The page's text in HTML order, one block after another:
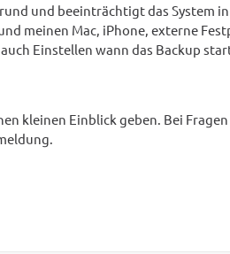
und beeinträchtigt das System
meinen Mac, iPhone, externe
Einstellen wann das Backup
kleinen Einblick geben. Bei